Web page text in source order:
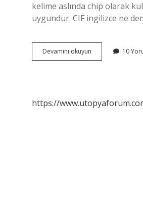
kelime aslında chip olarak
uygundur. CIF ingilizce ne
Devamını okuyun
Ingilizcede
10
https://